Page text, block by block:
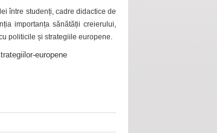
între studenți, cadre didactice de
importanța sănătății creierului,
politicile și strategiile europene.
europene